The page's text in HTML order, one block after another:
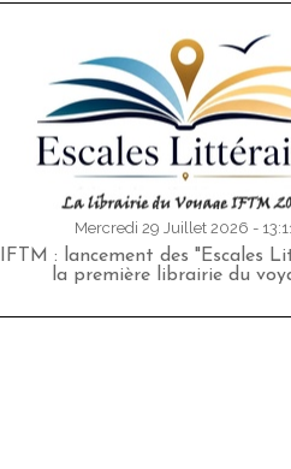
Mercredi 29 Juillet 2026 -
IFTM : lancement des "Escales
la première librairie du